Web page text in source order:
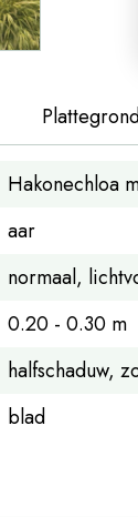
Hakonechloa
aar
normaal,
0.20 - 0.30 m
halfschaduw,
blad